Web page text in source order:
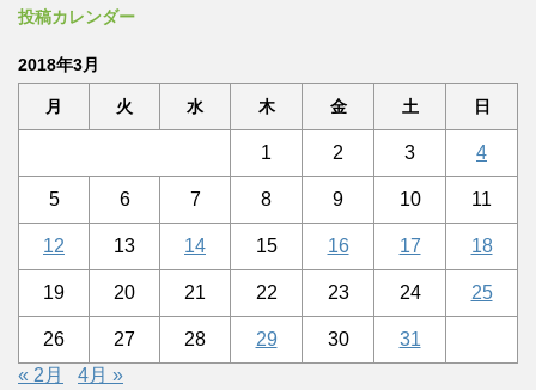
投稿カレンダー
2018年3月
月 火 水 木 金 土 日
1 2 3 4
5 6 7 8 9 10 11
12 13 14 15 16 17 18
19 20 21 22 23 24 25
26 27 28 29 30
31
« 2月
4月 »